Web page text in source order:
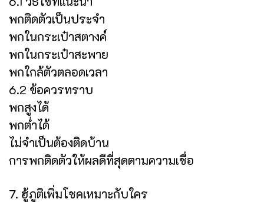
พกติดตัวเป็นประจำ
พกในกระเป๋าสตางค์
พกในกระเป๋าสะพาย
พกใกล้ตัวตลอดเวลา
6.2 ข้อควรทราบ
พกสูงได้
พกต่ำได้
ไม่จำเป็นต้องติดบ้าน
การพกติดตัวให้ผลดีที่สุดตามความเชื่อ
7. ฮู้ภูติเพิ่มโชคเหมาะกับใคร